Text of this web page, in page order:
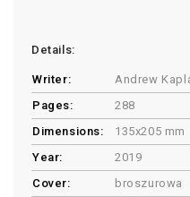
Details:
Writer:
Andrew
Pages:
288
Dimensions:
135x205 mm
Year:
2019
Cover:
broszurowa